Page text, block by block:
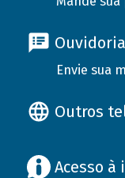
Ouvidoria
Envie sua
Outros
Acesso à